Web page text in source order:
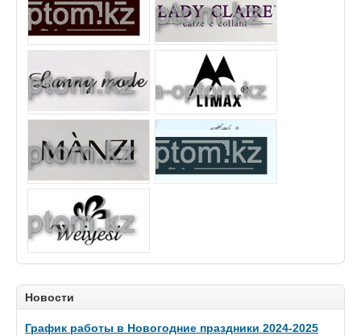
Новости
График работы в Новогодние праздники 2024-2025